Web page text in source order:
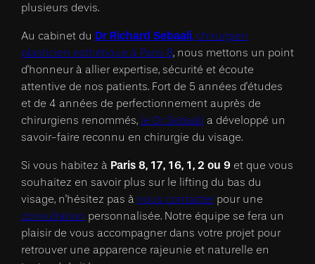
plusieurs devis.
Au cabinet du Dr Richard Sebaali, chirurgien
plasticien esthétique à Paris 8, nous mettons un point
d'honneur à allier expertise, sécurité et écoute
attentive de nos patients. Fort de 5 années d'études
et de 4 années de perfectionnement auprès de
chirurgiens renommés, le Dr Sebaali a développé un
savoir-faire reconnu en chirurgie du visage.
Si vous habitez à Paris 8, 17, 16, 1, 2 ou 9et que vous
souhaitez en savoir plus sur le lifting du bas du
visage, n'hésitez pas à nous contacterpour une
consultation personnalisée. Notre équipe se fera un
plaisir de vous accompagner dans votre projet pour
retrouver une apparence rajeunie et naturelle en